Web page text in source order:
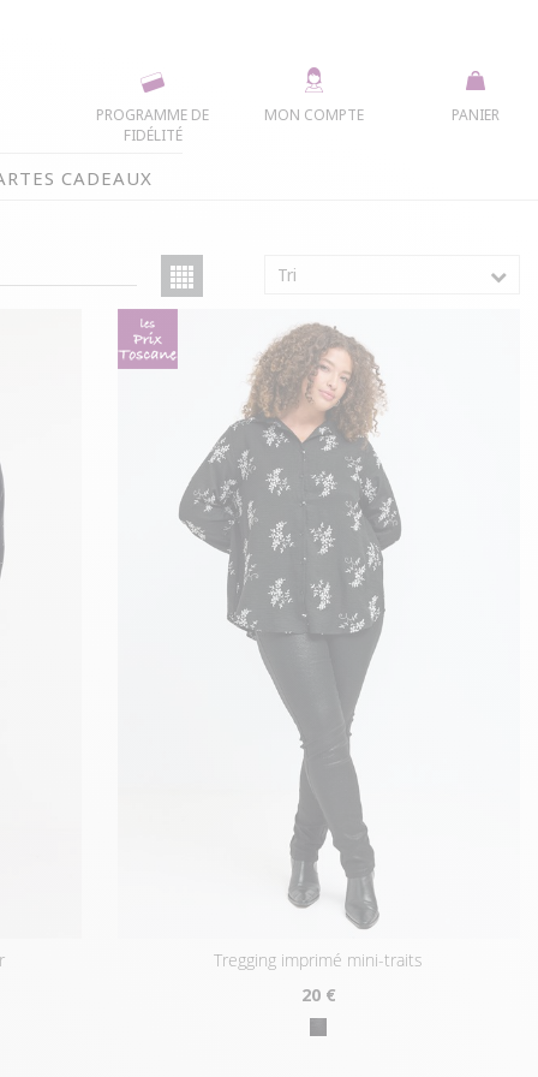
PANIER
MON COMPTE
PROGRAMME DE
FIDÉLITÉ
CADEAUX
Tri
tregging imprimé mini-traits
20€